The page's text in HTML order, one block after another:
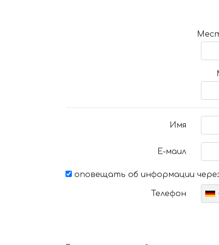
Имя
Е-маил
оповещать об информации
Телефон